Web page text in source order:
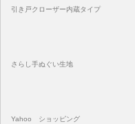
引き戸クローザー内蔵タイプ
さらし手ぬぐい生地
Yahoo ショッピング